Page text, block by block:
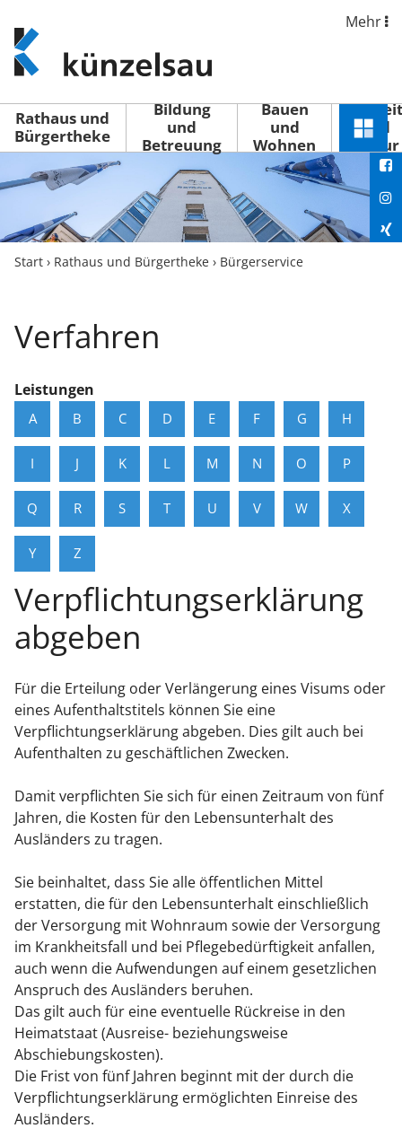
www.kuenzelsau.de
(zur
Startseite)
Mehr
Rathaus und
Bürgertheke
Bildung
und
Betreuung
Bauen
und
Wohnen
Freizeit
und
Kultur
Menü
Start › Rathaus und Bürgertheke › Bürgerservice
Verfahren
Leistungen
A B C D E F G H
I J K L M N O P
Q R S T U V W X
Y Z
Verpflichtungserklärung
abgeben
Für die Erteilung oder Verlängerung eines Visums oder
eines Aufenthaltstitels können Sie eine
Verpflichtungserklärung abgeben. Dies gilt auch bei
Aufenthalten zu geschäftlichen Zwecken.
Damit verpflichten Sie sich für einen Zeitraum von fünf
Jahren, die Kosten für den Lebensunterhalt des
Ausländers zu tragen.
Sie beinhaltet, dass Sie alle öffentlichen Mittel
erstatten, die für den Lebensunterhalt einschließlich
der Versorgung mit Wohnraum sowie der Versorgung
im Krankheitsfall und bei Pflegebedürftigkeit anfallen,
auch wenn die Aufwendungen auf einem gesetzlichen
Anspruch des Ausländers beruhen.
Das gilt auch für eine eventuelle Rückreise in den
Heimatstaat (Ausreise- beziehungsweise
Abschiebungskosten).
Die Frist von fünf Jahren beginnt mit der durch die
Verpflichtungserklärung ermöglichten Einreise des
Ausländers.